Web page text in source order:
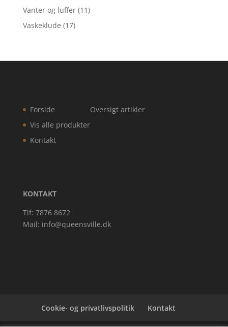
Vanter og luffer (11)
Vaskeklude (17)
Forside
Vis alle produkter
Kontakt
Oversigt artikler
KONTAKT
Tlf: 7876 8672
Mail: info@queensville.dk
Cookie- og privatlivspolitik Kontakt